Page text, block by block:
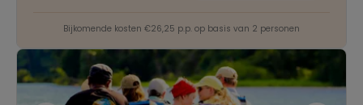
Bijkomende kosten €26,25 p.p. op basis van 2 personen